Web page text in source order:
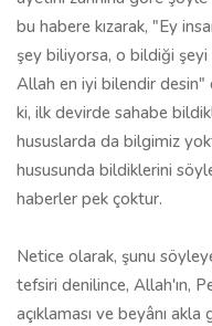
bu habere kızarak, "Ey
şey biliyorsa, o bildiği
Allah en iyi bilendir desin"
ki, ilk devirde sahabe
hususlarda da bilgimiz
hususunda bildiklerini
haberler pek çoktur.
Netice olarak, şunu
tefsiri denilince, Allah'ın,
açıklaması ve beyânı